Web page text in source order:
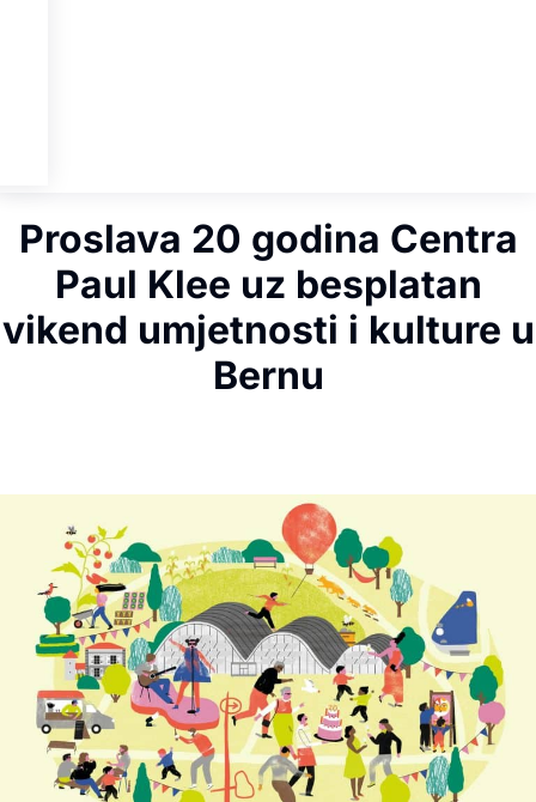
Proslava 20 godina Centra
Paul Klee uz besplatan
vikend umjetnosti i kulture u
Bernu